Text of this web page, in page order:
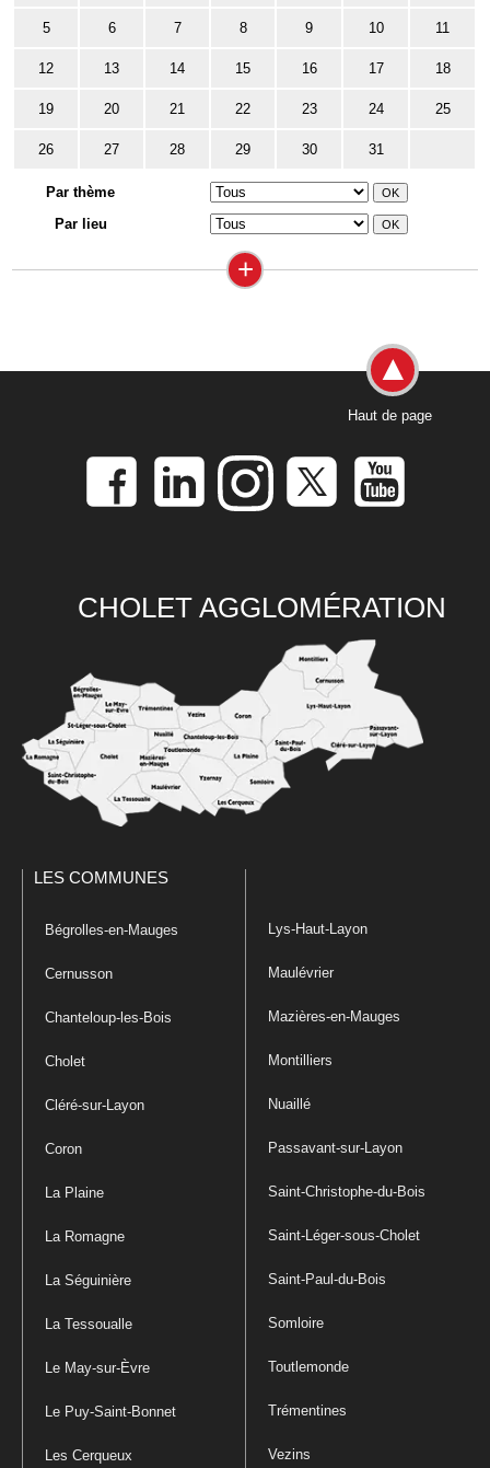
5 6 7 8 9 10 11
12 13 14 15 16 17 18
19 20 21 22 23 24 25
26 27 28 29 30 31
Par thème
Par lieu
+
Haut de page
CHOLET AGGLOMÉRATION
LES COMMUNES
Bégrolles-en-Mauges
Cernusson
Chanteloup-les-Bois
Cholet
Cléré-sur-Layon
Coron
La Plaine
La Romagne
La Séguinière
La Tessoualle
Le May-sur-Èvre
Le Puy-Saint-Bonnet
Les Cerqueux
Lys-Haut-Layon
Maulévrier
Mazières-en-Mauges
Montilliers
Nuaillé
Passavant-sur-Layon
Saint-Christophe-du-Bois
Saint-Léger-sous-Cholet
Saint-Paul-du-Bois
Somloire
Toutlemonde
Trémentines
Vezins